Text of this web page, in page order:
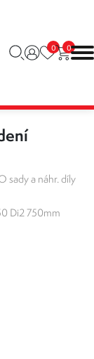
0 0
sady a náhr. díly
Di2 750mm